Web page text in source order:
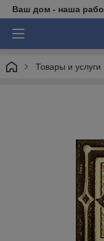
Ваш дом - наша
Товары и услуги